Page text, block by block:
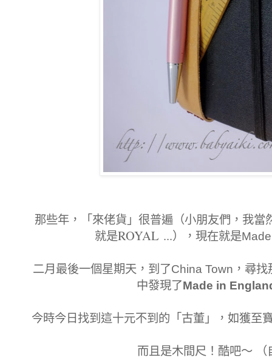
那些年，「來佬貨」很普遍（小朋友們，我當
就是ROYAL ...），現在就是
二月最後一個星期天，到了China Town，尋
中發現了Made in
今時今日找到這十元不到的「古董」，如獲至
而且是木間尺！酷吧～ （